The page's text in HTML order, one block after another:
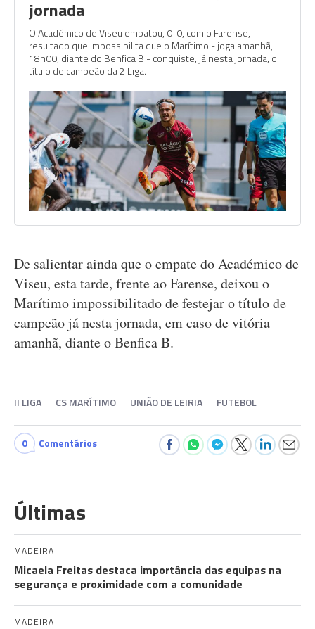
jornada
O Académico de Viseu empatou, 0-0, com o Farense,
resultado que impossibilita que o Marítimo - joga amanhã,
18h00, diante do Benfica B - conquiste, já nesta jornada, o
título de campeão da 2 Liga.
De salientar ainda que o empate do Académico de
Viseu, esta tarde, frente ao Farense, deixou o
Marítimo impossibilitado de festejar o título de
campeão já nesta jornada, em caso de vitória
amanhã, diante o Benfica B.
II LIGA CS MARÍTIMO UNIÃO DE LEIRIA FUTEBOL
0 Comentários
Últimas
MADEIRA
Micaela Freitas destaca importância das equipas na
segurança e proximidade com a comunidade
MADEIRA